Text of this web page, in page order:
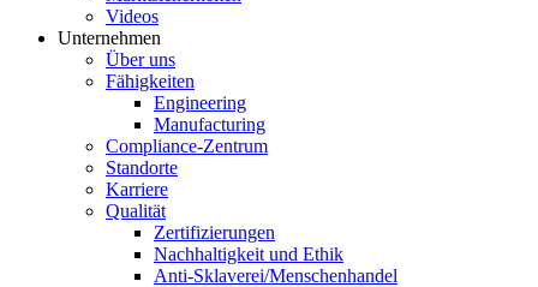
Videos
Unternehmen
Über uns
Fähigkeiten
Engineering
Manufacturing
Compliance-Zentrum
Standorte
Karriere
Qualität
Zertifizierungen
Nachhaltigkeit und Ethik
Anti-Sklaverei/Menschenhandel